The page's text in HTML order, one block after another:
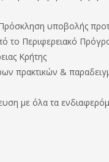
Πρόσκληση υποβολής
το Περιφερειακό
Κρήτης
πρακτικών &
με όλα τα